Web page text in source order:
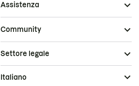
Assistenza
Community
Settore legale
Italiano